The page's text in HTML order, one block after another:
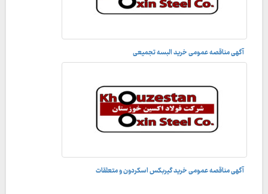
آگهی مناقصه عمومی خرید البسه تجمیعی
آگهی مناقصه عمومی خرید گیربکس اسکردون و متعلقات